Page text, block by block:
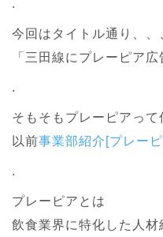
.
今回はタイトル通り、、
「三田線にプレーピア広
.
そもそもプレーピアっ
以前事業部紹介[プレー
.
プレーピアとは
飲食業界に特化した人材